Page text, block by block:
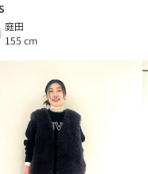
庭田
155 cm